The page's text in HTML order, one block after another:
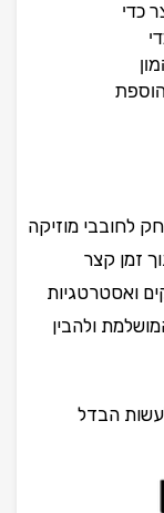
כדי
לחובבי מוזיקה
זמן קצר
ואסטרטגיות
ולהבין
הבדל